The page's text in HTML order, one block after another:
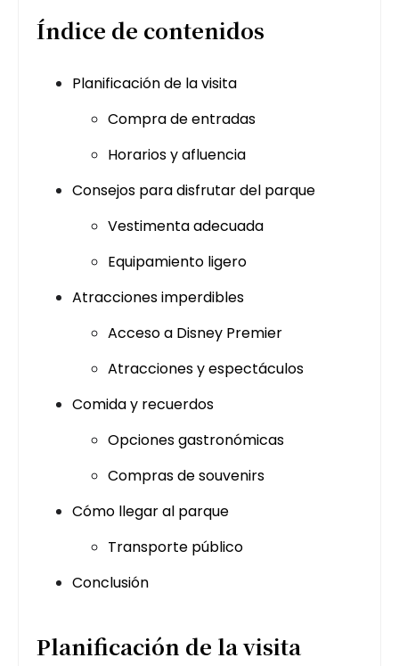
Índice de contenidos
Planificación de la visita
Compra de entradas
Horarios y afluencia
Consejos para disfrutar del parque
Vestimenta adecuada
Equipamiento ligero
Atracciones imperdibles
Acceso a Disney Premier
Atracciones y espectáculos
Comida y recuerdos
Opciones gastronómicas
Compras de souvenirs
Cómo llegar al parque
Transporte público
Conclusión
Planificación de la visita